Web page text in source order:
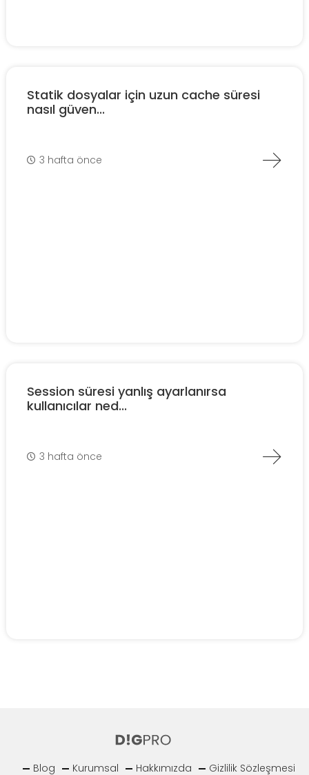
Statik dosyalar için uzun cache süresi
nasıl güven...
3 hafta önce
Session süresi yanlış ayarlanırsa
kullanıcılar ned...
3 hafta önce
Blog Kurumsal Hakkımızda Gizlilik Sözleşmesi